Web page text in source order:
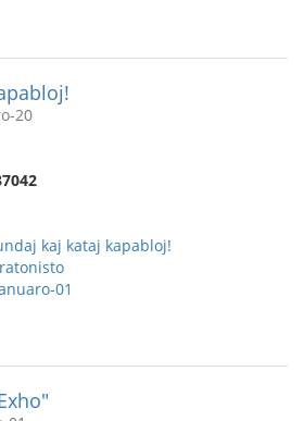
20
kaj kataj kapabloj!
01